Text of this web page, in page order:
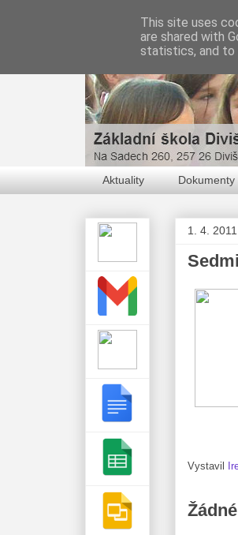
Aktuality Dokumenty
1. 4. 2011
Vystavil
This site uses
are shared with
statistics, and to